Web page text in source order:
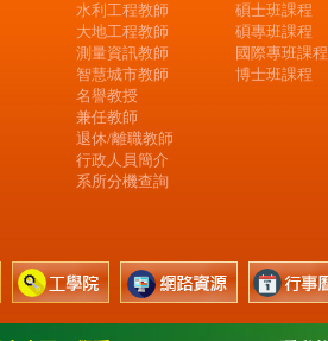
水利工程教師
大地工程教師
測量資訊教師
智慧城市教師
名譽教授
兼任教師
退休/離職教師
行政人員簡介
系所分機查詢
碩士班課程
碩專班課程
國際專班課程
博士班課程